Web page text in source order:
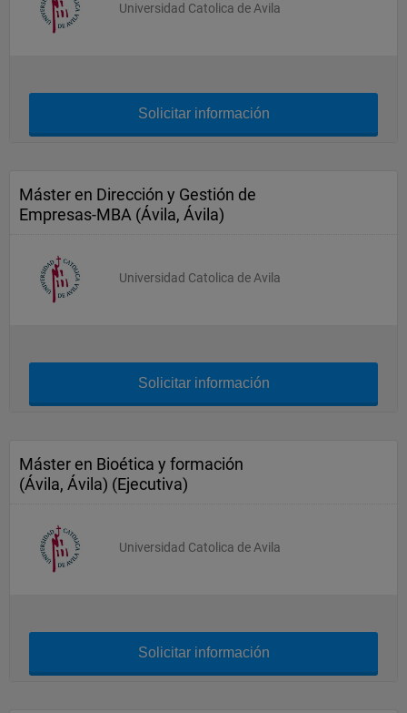
Universidad Catolica de Avila
Solicitar información
Máster en Dirección y Gestión de
Empresas-MBA (Ávila, Ávila)
Universidad Catolica de Avila
Solicitar información
Máster en Bioética y formación
(Ávila, Ávila) (Ejecutiva)
Universidad Catolica de Avila
Solicitar información